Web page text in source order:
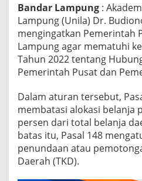
v
L
a
m
p
u
n
P
a
t
u
h
i
Bandar Lampung :
Lampung (Unila) Dr.
mengingatkan Pemerintah
Lampung agar mematuhi
Tahun 2022 tentang
Pemerintah Pusat dan
Dalam aturan tersebut,
membatasi alokasi belanja
persen dari total belanja
batas itu, Pasal 148
penundaan atau
Daerah (TKD).